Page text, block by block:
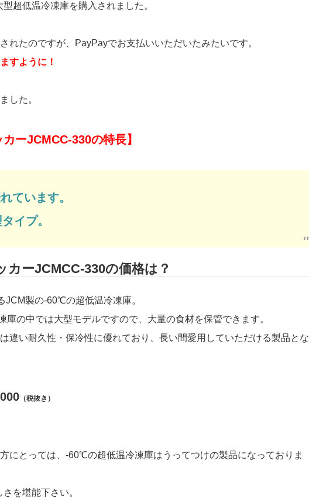
超低温冷凍庫を購入されました。
れたのですが、PayPayでお支払いいただいたみたいです。
すように！
した。
ーJCMCC-330の特長】
ています。
イプ。
ーJCMCC-330の価格は？
JCM製の-60℃の超低温冷凍庫。
の中では大型モデルですので、大量の食材を保管できます。
違い耐久性・保冷性に優れており、長い間愛用していただける製品と
（税抜き）
にとっては、-60℃の超低温冷凍庫はうってつけの製品になっておりま
を堪能下さい。